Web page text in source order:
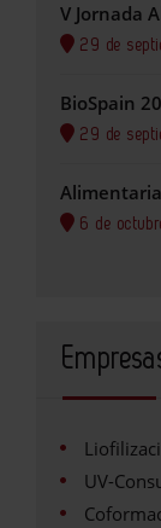
V Jornada
29 de
BioSpain
29 de
6 de
UV-